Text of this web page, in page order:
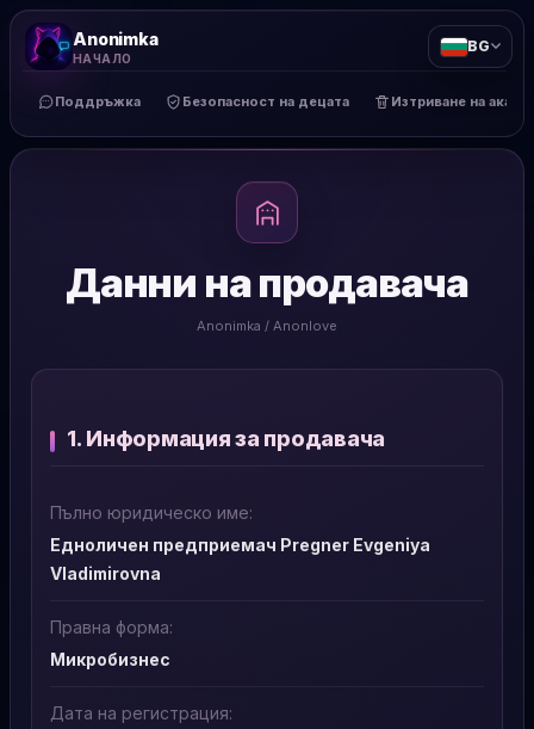
Anonimka
НАЧАЛО
Поддръжка Безопасност на децата Изтриване на
Данни на продавача
Anonimka / Anonlove
1. Информация за продавача
Пълно юридическо име:
Едноличен предприемач Pregner Evgeniya
Vladimirovna
Правна форма:
Микробизнес
Дата на регистрация:
BG